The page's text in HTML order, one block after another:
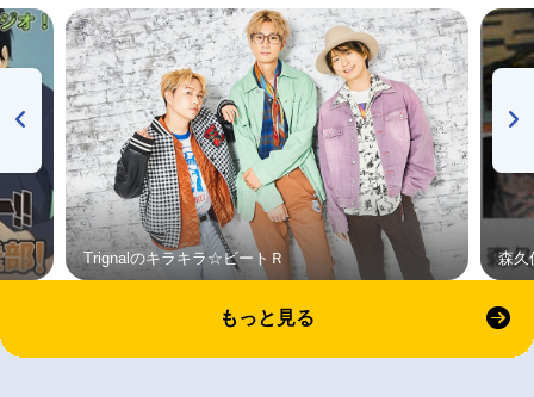
Trignalのキラキラ☆ビートＲ 森久
もっと見る